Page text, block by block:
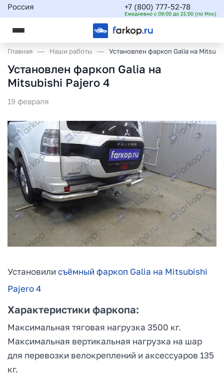
Россия +7 (800) 777-52-78
Ежедневно с 09:00 до 21:00 (по Мск)
Главная Наши работы Установлен фаркоп Galia на
Установлен фаркоп Galia на
Mitsubishi Pajero 4
19 февраля
Установили съёмный фаркоп Galia на Mitsubishi
Pajero 4
Характеристики фаркопа:
Максимальная тяговая нагрузка 3500 кг.
Максимальная вертикальная нагрузка на шар
для перевозки велокреплений и аксессуаров 135
кг.